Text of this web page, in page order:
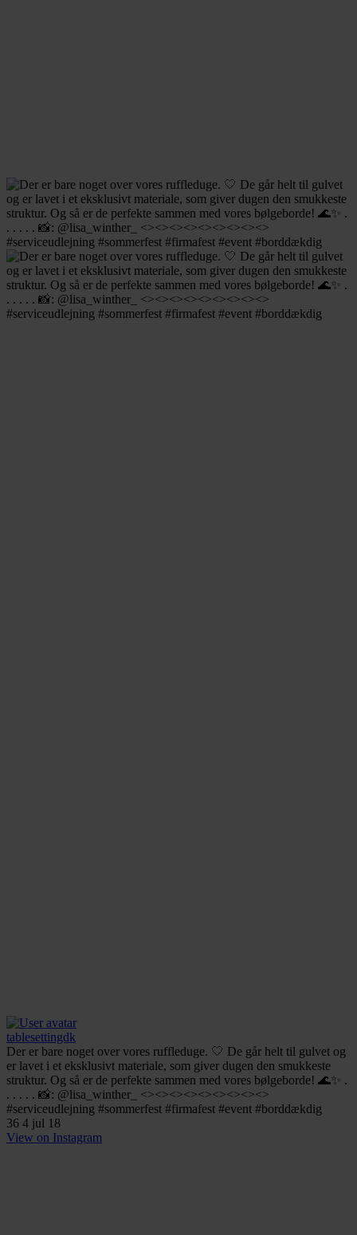
tablesettingdk
Der er bare noget over vores ruffleduge. 🤍 De går helt til gulvet og
er lavet i et eksklusivt materiale, som giver dugen den smukkeste
struktur. Og så er de perfekte sammen med vores bølgeborde! 🌊✨ .
. . . . . 📸: @lisa_winther_ <><><><><><><><><>
#serviceudlejning #sommerfest #firmafest #event #borddækdig
36 4 jul 18
View on Instagram